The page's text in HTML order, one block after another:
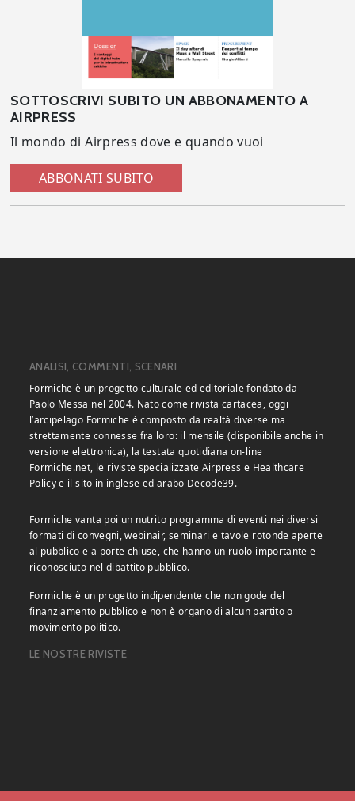
SOTTOSCRIVI SUBITO UN ABBONAMENTO A
AIRPRESS
Il mondo di Airpress dove e quando vuoi
ABBONATI SUBITO
ANALISI, COMMENTI, SCENARI
Formiche è un progetto culturale ed editoriale fondato da
Paolo Messa nel 2004. Nato come rivista cartacea, oggi
l’arcipelago Formiche è composto da realtà diverse ma
strettamente connesse fra loro: il mensile (disponibile anche in
versione elettronica), la testata quotidiana on-line
Formiche.net, le riviste specializzate Airpress e Healthcare
Policy e il sito in inglese ed arabo Decode39.
Formiche vanta poi un nutrito programma di eventi nei diversi
formati di convegni, webinair, seminari e tavole rotonde aperte
al pubblico e a porte chiuse, che hanno un ruolo importante e
riconosciuto nel dibattito pubblico.
Formiche è un progetto indipendente che non gode del
finanziamento pubblico e non è organo di alcun partito o
movimento politico.
LE NOSTRE RIVISTE